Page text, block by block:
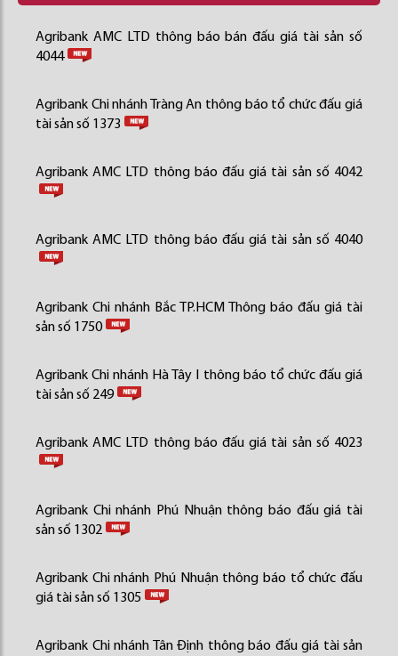
Agribank AMC LTD thông báo bán đấu giá tài sản số
4044
Agribank Chi nhánh Tràng An thông báo tổ chức đấu giá
tài sản số 1373
Agribank AMC LTD thông báo đấu giá tài sản số 4042
Agribank AMC LTD thông báo đấu giá tài sản số 4040
Agribank Chi nhánh Bắc TP.HCM Thông báo đấu giá tài
sản số 1750
Agribank Chi nhánh Hà Tây I thông báo tổ chức đấu giá
tài sản số 249
Agribank AMC LTD thông báo đấu giá tài sản số 4023
Agribank Chi nhánh Phú Nhuận thông báo đấu giá tài
sản số 1302
Agribank Chi nhánh Phú Nhuận thông báo tổ chức đấu
giá tài sản số 1305
Agribank Chi nhánh Tân Định thông báo đấu giá tài sản